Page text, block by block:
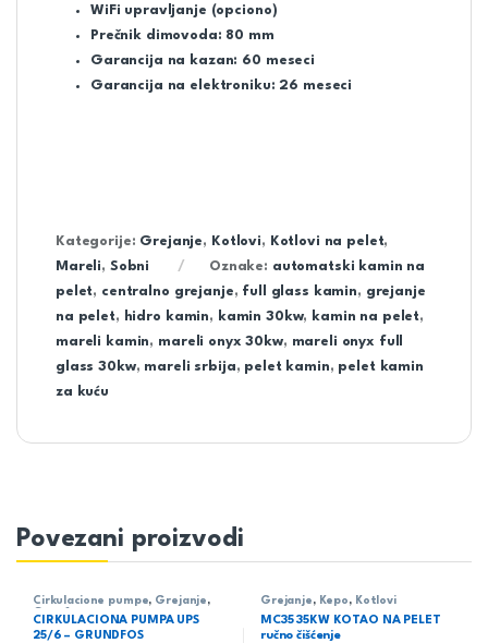
WiFi upravljanje (opciono)
Prečnik dimovoda: 80 mm
Garancija na kazan: 60 meseci
Garancija na elektroniku: 26 meseci
Kategorije: Grejanje, Kotlovi, Kotlovi na pelet,
Mareli, Sobni Oznake: automatski kamin na
pelet, centralno grejanje, full glass kamin, grejanje
na pelet, hidro kamin, kamin 30kw, kamin na pelet,
mareli kamin, mareli onyx 30kw, mareli onyx full
glass 30kw, mareli srbija, pelet kamin, pelet kamin
za kuću
Povezani proizvodi
Cirkulacione pumpe, Grejanje ,
CIRKULACIONA PUMPA UPS
25/6 – GRUNDFOS
Grejanje , Kepo , Kotlovi
MC35 35KW KOTAO NA PELET
ručno čišćenje